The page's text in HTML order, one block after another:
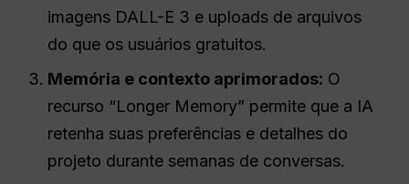
imagens DALL-E 3 e uploads de arquivos
do que os usuários gratuitos.
Memória e contexto aprimorados: O
recurso “Longer Memory” permite que a IA
retenha suas preferências e detalhes do
projeto durante semanas de conversas.